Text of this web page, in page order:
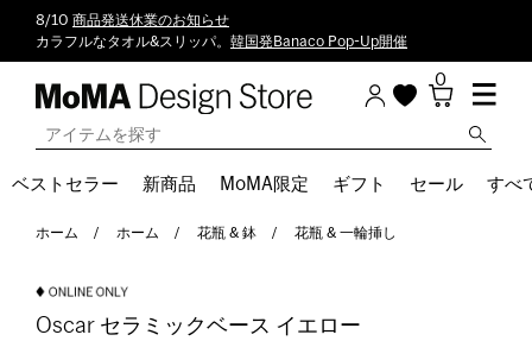
8/10 商品発送休業のお知らせ
カラフルなタオル&スリッパ。 韓国発Banaco Pop-Up開催
0
ベストセラー 新商品 MoMA限定 ギフト セール すべ
ホーム ホーム 花瓶 & 鉢 花瓶 & 一輪挿し
Oscar セラミックベース イエロー